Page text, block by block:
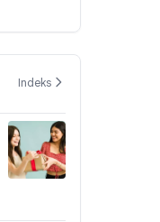
Indeks